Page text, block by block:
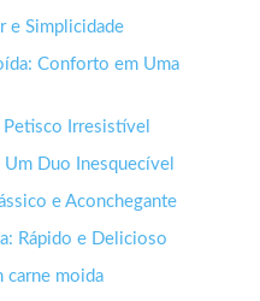
e Simplicidade
Conforto em Uma
Irresistível
Duo Inesquecível
e Aconchegante
Rápido e Delicioso
carne moida